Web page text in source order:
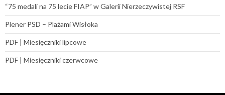
“75 medali na 75 lecie FIAP” w Galerii Nierzeczywistej RSF
Plener PSD – Plażami Wisłoka
PDF | Miesięczniki lipcowe
PDF | Miesięczniki czerwcowe